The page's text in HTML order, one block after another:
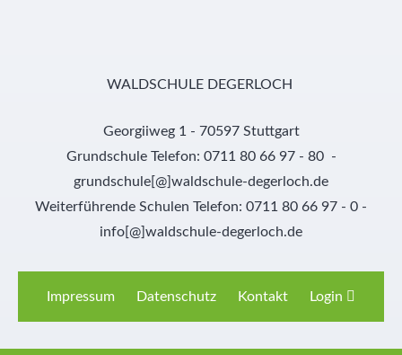
WALDSCHULE DEGERLOCH
Georgiiweg 1 - 70597 Stuttgart
Grundschule Telefon: 0711 80 66 97 - 80 -
grundschule[@]waldschule-degerloch.de
Weiterführende Schulen Telefon: 0711 80 66 97 - 0 -
info[@]waldschule-degerloch.de
Impressum Datenschutz Kontakt Login